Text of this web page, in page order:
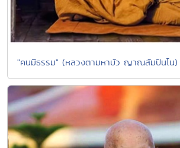
"คนมีธรรม" (หลวงตามหาบัว ญาณสัมปันโน)